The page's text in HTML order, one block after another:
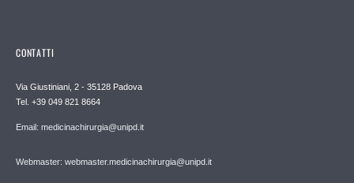
CONTATTI
Via Giustiniani, 2 - 35128 Padova
Tel. +39 049 821 8664
Email: medicinachirurgia@unipd.it
Webmaster: webmaster.medicinachirurgia@unipd.it